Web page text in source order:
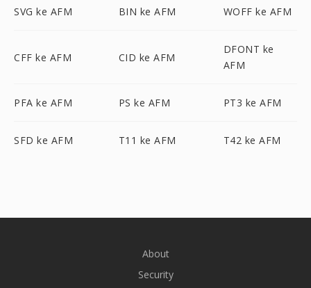
SVG ke AFM BIN ke AFM WOFF ke AFM
CFF ke AFM CID ke AFM
DFONT ke
AFM
PFA ke AFM PS ke AFM PT3 ke AFM
SFD ke AFM T11 ke AFM T42 ke AFM
About
Security